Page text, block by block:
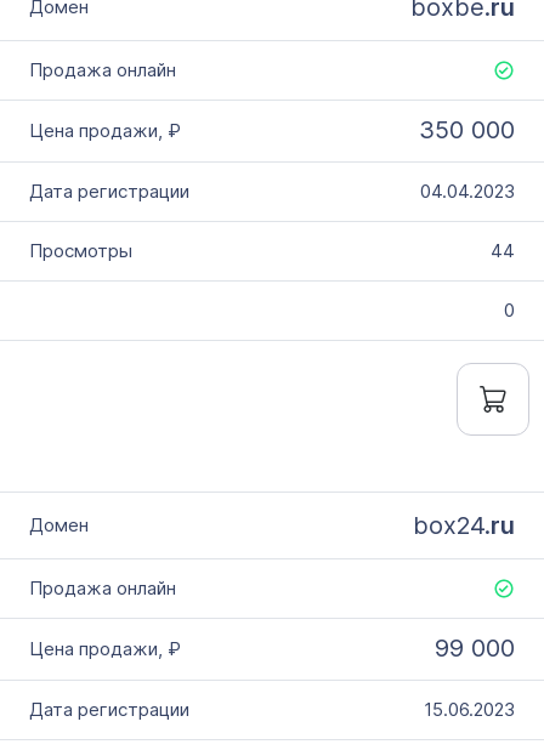
boxbe.ru
350 000
04.04.2023
44
0
box24.ru
99 000
15.06.2023